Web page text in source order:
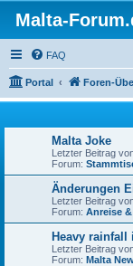
Malta-
FAQ
Portal Foren-
Malta Joke
Letzter Beitrag
Forum:
Änderungen
Letzter Beitrag
Forum: Anreise
Heavy rainfall
Letzter Beitrag
Forum: Malta